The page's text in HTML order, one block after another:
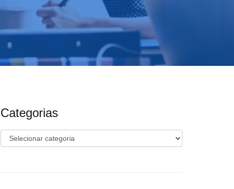
Categorias
Categorias